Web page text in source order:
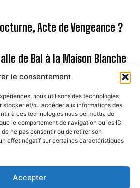
le consentement
nous utilisons des technologies
stocker et/ou accéder aux informations des
à ces technologies nous permettra de
le comportement de navigation ou les ID
ne pas consentir ou de retirer son
effet négatif sur certaines caractéristiques
Accepter
Acte de Vengeance ?
de Bal à la Maison Blanche